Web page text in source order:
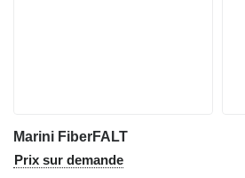
Marini FiberFALT
Prix sur demande